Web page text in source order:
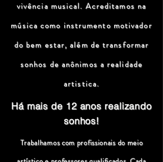
vivência musical. Acreditamos na
música como instrumento motivador
do bem estar, além de transformar
sonhos de anônimos a realidade
artistica.
Há mais de 12 anos realizando
sonhos!
Trabalhamos com profissionais do meio